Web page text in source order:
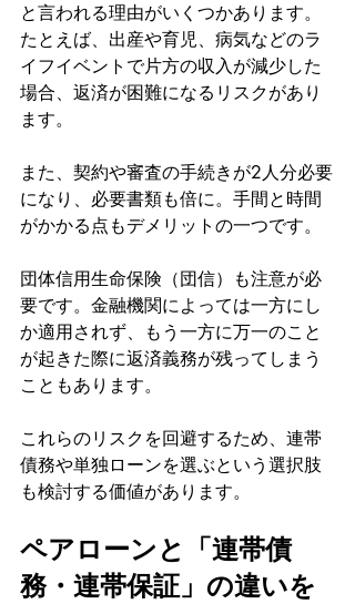
と言われる理由がいくつかあります。
たとえば、出産や育児、病気などのラ
イフイベントで片方の収入が減少した
場合、返済が困難になるリスクがあり
ます。
また、契約や審査の手続きが2人分必要
になり、必要書類も倍に。手間と時間
がかかる点もデメリットの一つです。
団体信用生命保険（団信）も注意が必
要です。金融機関によっては一方にし
か適用されず、もう一方に万一のこと
が起きた際に返済義務が残ってしまう
こともあります。
これらのリスクを回避するため、連帯
債務や単独ローンを選ぶという選択肢
も検討する価値があります。
ペアローンと「連帯債
務・連帯保証」の違いを